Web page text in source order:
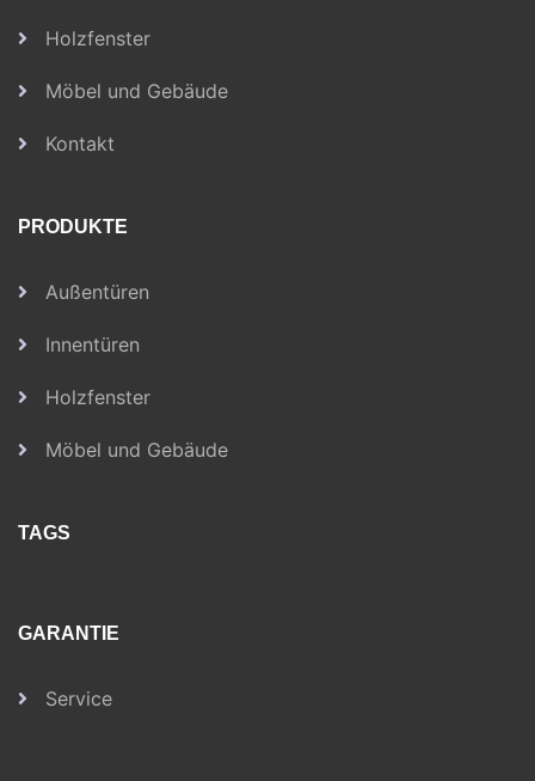
Holzfenster
Möbel und Gebäude
Kontakt
PRODUKTE
Außentüren
Innentüren
Holzfenster
Möbel und Gebäude
TAGS
GARANTIE
Service